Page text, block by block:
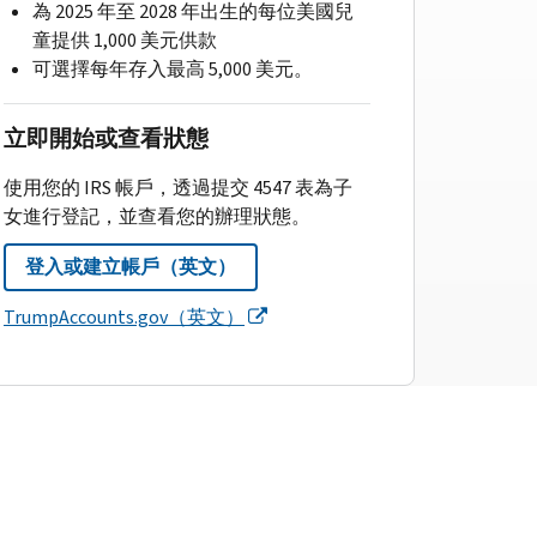
為 2025 年至 2028 年出生的每位美國兒
童提供 1,000 美元供款
可選擇每年存入最高 5,000 美元。
立即開始或查看狀態
使用您的 IRS 帳戶，透過提交 4547 表為子
女進行登記，並查看您的辦理狀態。
登入或建立帳戶（英文）
TrumpAccounts.gov（英文）